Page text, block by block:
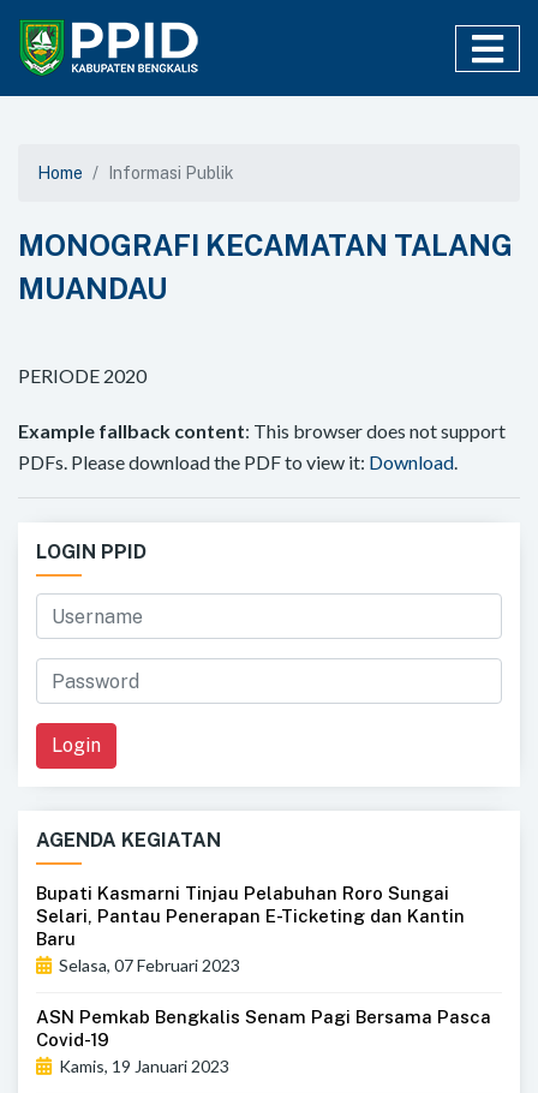
Home Informasi Publik
MONOGRAFI KECAMATAN TALANG
MUANDAU
PERIODE 2020
Example fallback content: This browser does not support
PDFs. Please download the PDF to view it: Download.
LOGIN PPID
Login
AGENDA KEGIATAN
Bupati Kasmarni Tinjau Pelabuhan Roro Sungai
Selari, Pantau Penerapan E-Ticketing dan Kantin
Baru
Selasa, 07 Februari 2023
ASN Pemkab Bengkalis Senam Pagi Bersama Pasca
Covid-19
Kamis, 19 Januari 2023